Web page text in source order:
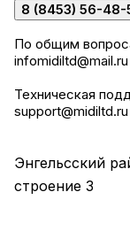
8 (8453) 56-48-
По общим
infomidiltd@mail.ru
Техническая
support@midiltd.ru
Энгельсский
строение 3